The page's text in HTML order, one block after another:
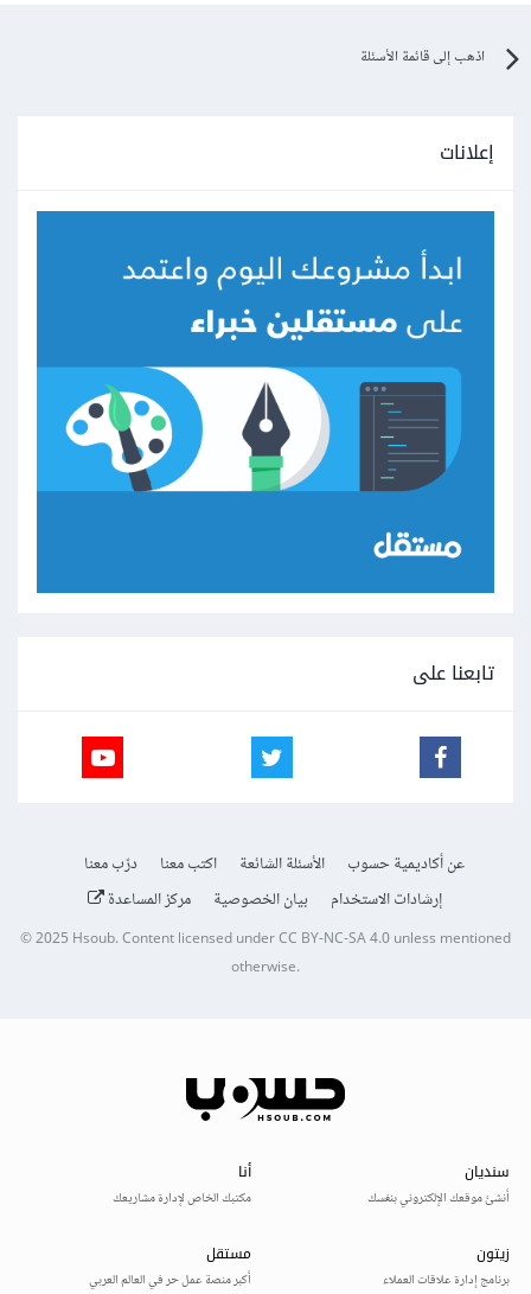
اذهب إلى قائمة الأسئلة
إعلانات
تابعنا على
عن أكاديمية حسوب الأسئلة الشائعة اكتب معنا
درّب معنا
إرشادات الاستخدام
بيان الخصوصية مركز المساعدة
© 2025Hsoub.Content licensed underCC BY-NC-SA 4.0unless mentioned
otherwise.